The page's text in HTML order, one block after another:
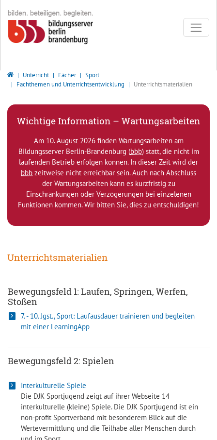
Bildungsserver Berlin - Brandenburg
Unterricht Fächer
Sport
Fachthemen und Unterrichtsentwicklung
Unterrichtsmaterialien
Wichtige Information – Wartungsarbeiten
Am 10. August 2026 finden Wartungsarbeiten am
Bildungsserver Berlin-Brandenburg (bbb) statt, die nicht im
laufenden Betrieb erfolgen können. In dieser Zeit wird der
bbb zeitweise nicht erreichbar sein. Auch nach Abschluss
der Wartungsarbeiten kann es kurzfristig zu
Einschränkungen oder Verzögerungen bei einzelenen
Funktionen kommen. Wir bitten Sie, dies zu entschuldigen!
Unterrichtsmaterialien
Bewegungsfeld 1: Laufen, Springen, Werfen,
Stoßen
7. - 10. Jgst., Sport: Laufausdauer trainieren und begleiten
mit einer LearningApp
Bewegungsfeld 2: Spielen
Interkulturelle Spiele
Die DJK Sportjugend zeigt auf ihrer Webseite 14
interkulturelle (kleine) Spiele. Die DJK Sportjugend ist ein
non-profit Sportverband mit besonderem Blick auf die
Wertevermittlung und die Teilhabe aller Menschen durch